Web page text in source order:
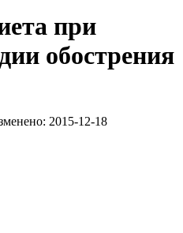
при
обострения
2015-12-18